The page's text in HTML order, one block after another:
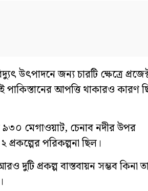
উৎপাদনে জন্য চারটি ক্ষেত্রে
পাকিস্তানের আপত্তি থাকারও কারণ
৯৩০ মেগাওয়াট, চেনাব নদীর উপর
পরিকল্পনা ছিল।
দুটি প্রকল্প বাস্তবায়ন সম্ভব কিনা